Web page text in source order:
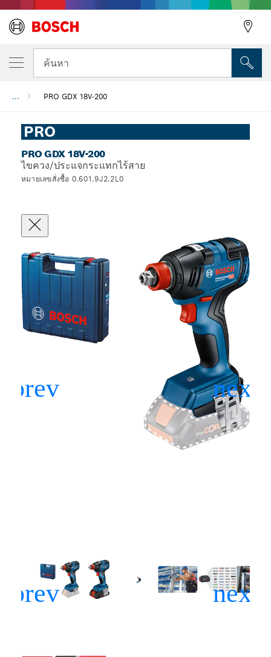
ค้นหา
... PRO GDX 18V-200
PRO
PRO GDX 18V-200
ไขควง/ประแจกระแทกไร้สาย
หมายเลขสั่งซื้อ 0.601.9J2.2L0